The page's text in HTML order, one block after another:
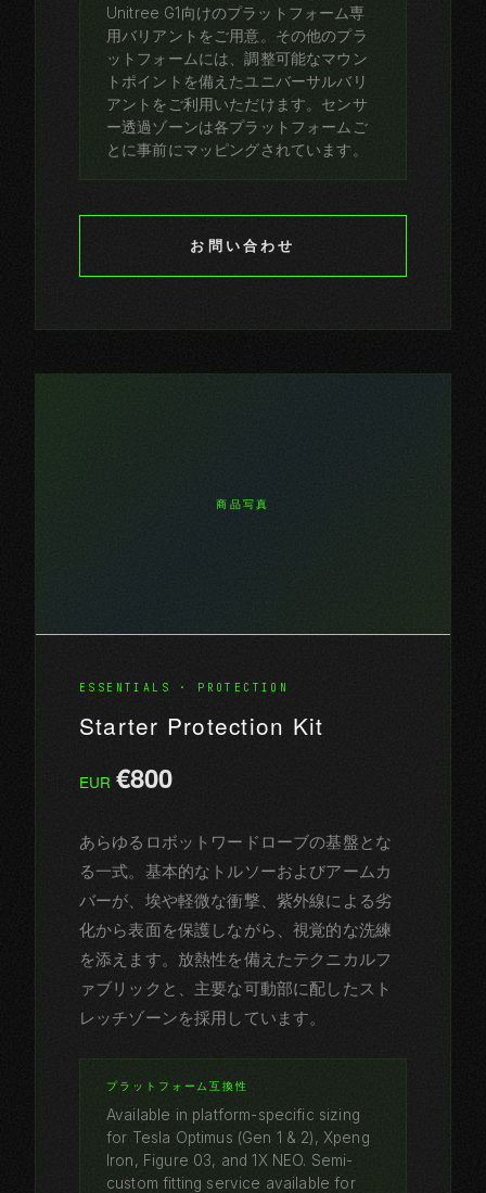
Unitree G1向けのプラットフォーム専
用バリアントをご用意。その他のプラ
ットフォームには、調整可能なマウン
トポイントを備えたユニバーサルバリ
アントをご利用いただけます。センサ
ー透過ゾーンは各プラットフォームご
とに事前にマッピングされています。
お問い合わせ
商品写真
ESSENTIALS · PROTECTION
Starter Protection Kit
EUR €800
あらゆるロボットワードローブの基盤とな
る一式。基本的なトルソーおよびアームカ
バーが、埃や軽微な衝撃、紫外線による劣
化から表面を保護しながら、視覚的な洗練
を添えます。放熱性を備えたテクニカルフ
ァブリックと、主要な可動部に配したスト
レッチゾーンを採用しています。
プラットフォーム互換性
Available in platform-specific sizing
for Tesla Optimus (Gen 1 & 2), Xpeng
Iron, Figure 03, and 1X NEO. Semi-
custom fitting service available for